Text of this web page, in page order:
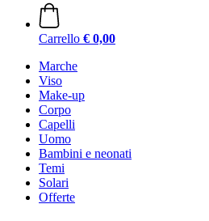
Carrello € 0,00
Marche
Viso
Make-up
Corpo
Capelli
Uomo
Bambini e neonati
Temi
Solari
Offerte